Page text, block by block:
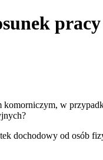
pracy
w
dochodowy od osób